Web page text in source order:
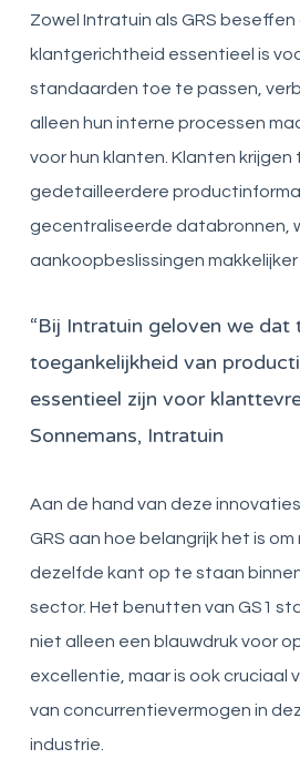
Zowel Intratuin als GRS
klantgerichtheid essentieel is
standaarden toe te passen,
alleen hun interne processen
voor hun klanten. Klanten
gedetailleerdere
gecentraliseerde databronnen,
aankoopbeslissingen makkelijker
“Bij Intratuin geloven we dat
toegankelijkheid van
essentieel zijn voor
Sonnemans, Intratuin
Aan de hand van deze
GRS aan hoe belangrijk het is
dezelfde kant op te staan
sector. Het benutten van GS1
niet alleen een blauwdruk voor
excellentie, maar is ook cruciaal
van concurrentievermogen in
industrie.